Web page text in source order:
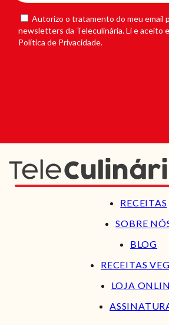
Autorizo o tratamento do meu email
newsletters da Teleculinária. Li e aceito
Política de Privacidade.
RECEITAS
SOBRE
BLOG
RECEITAS
LOJA